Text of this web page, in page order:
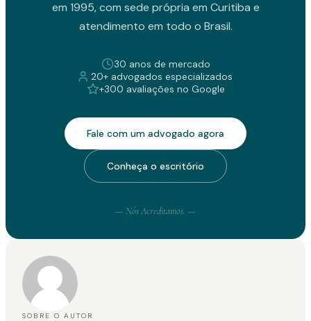
em 1995, com sede própria em Curitiba e
atendimento em todo o Brasil.
30 anos de mercado
20+ advogados especializados
+300 avaliações no Google
Fale com um advogado agora
Conheça o escritório
— Nós Acreditamos. —
SOBRE O AUTOR